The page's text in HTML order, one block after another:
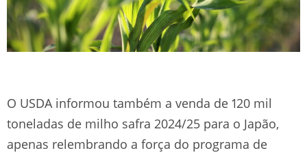
O USDA informou também a venda de 120 mil
toneladas de milho safra 2024/25 para o Japão,
apenas relembrando a força do programa de